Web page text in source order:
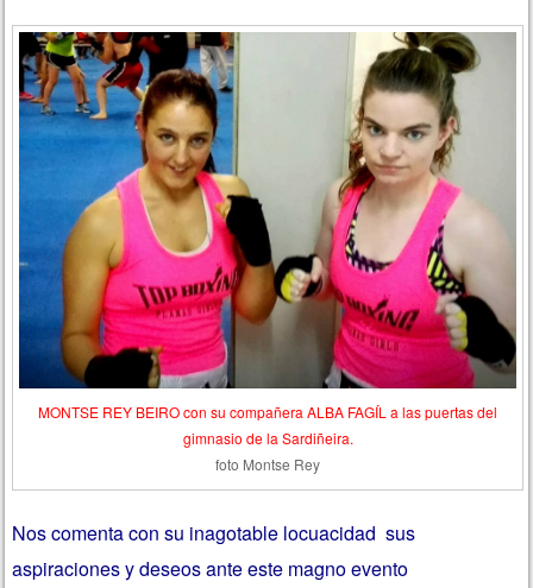
MONTSE REY BEIRO con su compañera ALBA FAGÍL a las puertas del
gimnasio de la Sardiñeira.
foto Montse Rey
Nos comenta con su inagotable locuacidad sus
aspiraciones y deseos ante este magno evento